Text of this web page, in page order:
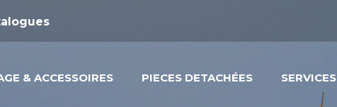
& ACCESSOIRES PIECES DETACHÉES SERVICES